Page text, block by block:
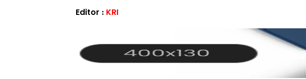
Editor : KRI